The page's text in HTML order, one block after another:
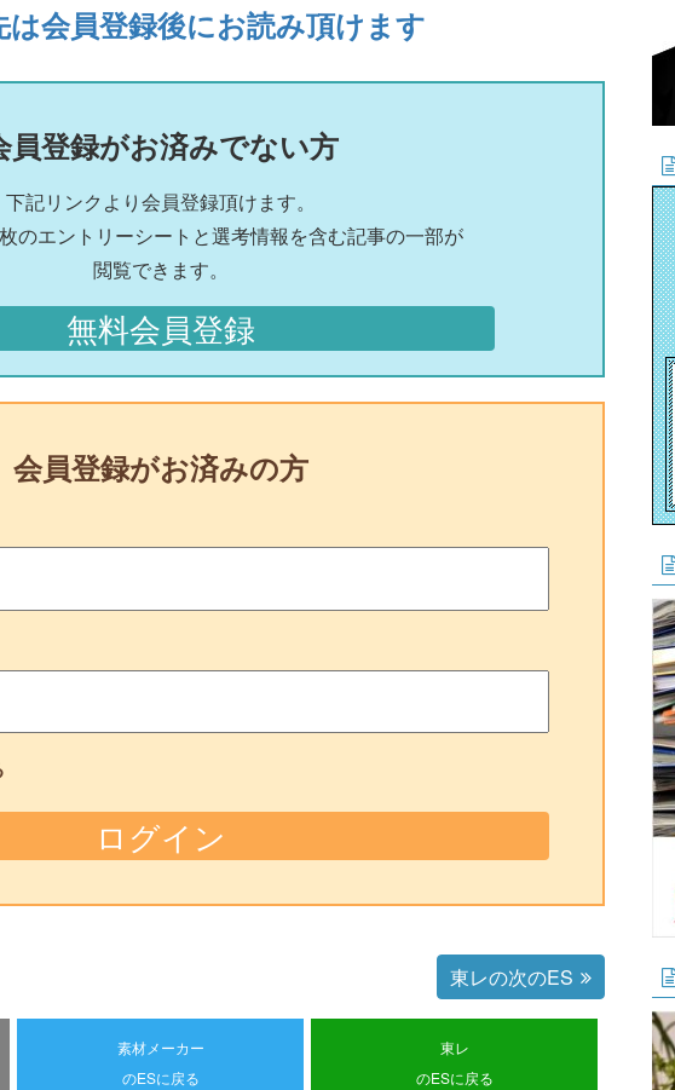
会員登録後にお読み頂けます
員登録がお済みでない方
下記リンクより会員登録頂けます。
のエントリーシートと選考情報を含む記事の一部が
閲覧できます。
無料会員登録
会員登録がお済みの方
東レの次のES
素材メーカー
のESに戻る
東レ
のESに戻る